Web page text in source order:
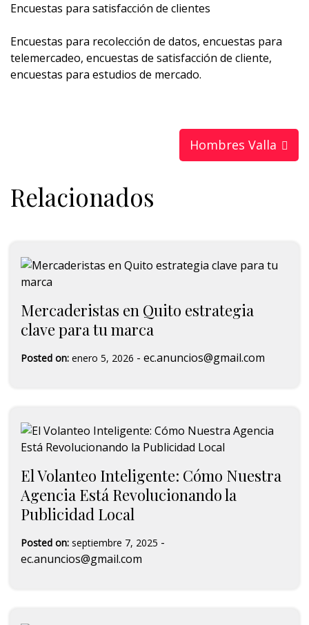
Encuestas para satisfacción de clientes
Encuestas para recolección de datos, encuestas para
telemercadeo, encuestas de satisfacción de cliente,
encuestas para estudios de mercado.
Hombres Valla
Relacionados
Mercaderistas en Quito estrategia
clave para tu marca
Posted on: enero 5, 2026 - ec.anuncios@gmail.com
El Volanteo Inteligente: Cómo Nuestra
Agencia Está Revolucionando la
Publicidad Local
Posted on: septiembre 7, 2025 -
ec.anuncios@gmail.com